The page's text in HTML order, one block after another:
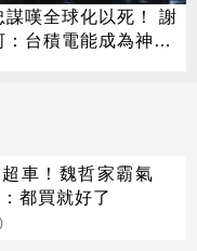
謀嘆全球化以死！ 謝
：台積電能成為神山
在這裡」
車！魏哲家霸氣
都買就好了